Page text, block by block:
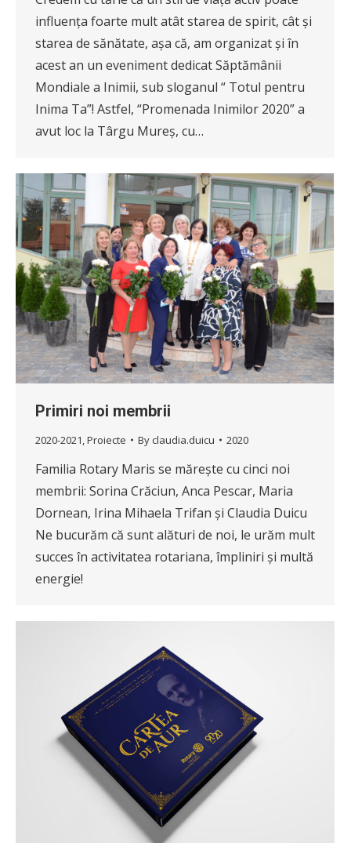
influența foarte mult atât starea de spirit, cât și
starea de sănătate, așa că, am organizat și în
acest an un eveniment dedicat Săptămânii
Mondiale a Inimii, sub sloganul “ Totul pentru
Inima Ta”! Astfel, “Promenada Inimilor 2020” a
avut loc la Târgu Mureș, cu…
Primiri noi membrii
2020-2021,Proiecte By claudia.duicu 2020
Familia Rotary Maris se mărește cu cinci noi
membrii: Sorina Crăciun, Anca Pescar, Maria
Dornean, Irina Mihaela Trifan și Claudia Duicu
Ne bucurăm că sunt alături de noi, le urăm mult
succes în activitatea rotariana, împliniri și multă
energie!